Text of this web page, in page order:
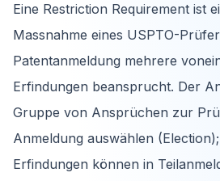
Eine Restriction Requirement ist
Massnahme eines USPTO-
Patentanmeldung mehrere
Erfindungen beansprucht. Der
Gruppe von Ansprüchen zur
Anmeldung auswählen
Erfindungen können in